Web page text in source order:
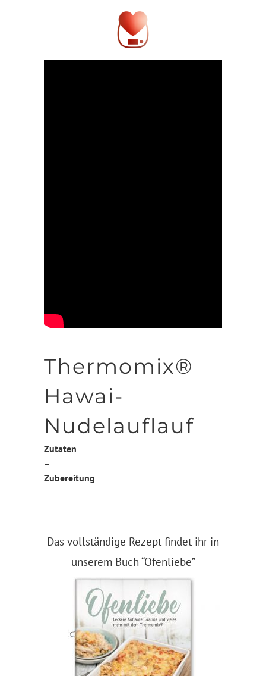
Thermomix®
Hawai-
Nudelauflauf
Zutaten
–
Zubereitung
–
Das vollständige Rezept findet ihr in
unserem Buch “Ofenliebe”